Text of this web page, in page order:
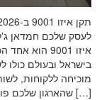
לעסק שלכם חמדאן
איזו 9001
בישראל ובעולם כולו
שהארגון שלכם פועל על פי הסטנדרטים […]